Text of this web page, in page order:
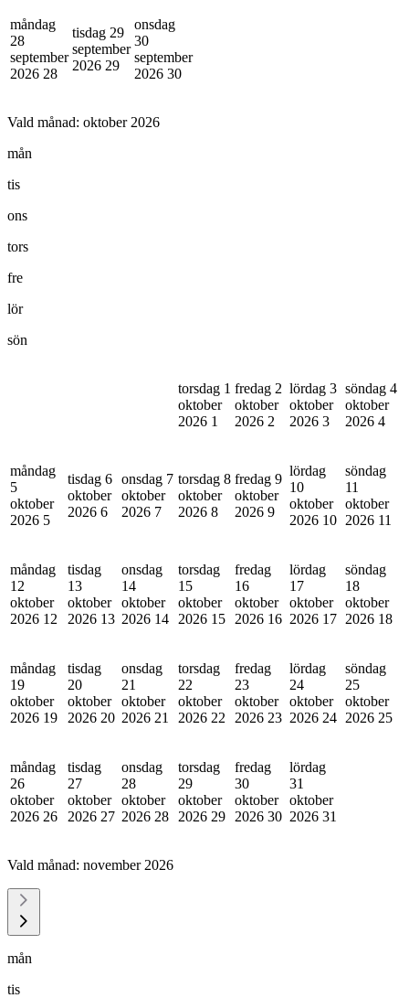
måndag
28
september
2026 28
tisdag 29
september
2026 29
onsdag
30
september
2026 30
Vald månad: oktober 2026
mån
tis
ons
tors
fre
lör
sön
torsdag 1
oktober
2026 1
fredag 2
oktober
2026 2
lördag 3
oktober
2026 3
söndag 4
oktober
2026 4
måndag
5
oktober
2026 5
tisdag 6
oktober
2026 6
onsdag 7
oktober
2026 7
torsdag 8
oktober
2026 8
fredag 9
oktober
2026 9
lördag
10
oktober
2026 10
söndag
11
oktober
2026 11
måndag
12
oktober
2026 12
tisdag
13
oktober
2026 13
onsdag
14
oktober
2026 14
torsdag
15
oktober
2026 15
fredag
16
oktober
2026 16
lördag
17
oktober
2026 17
söndag
18
oktober
2026 18
måndag
19
oktober
2026 19
tisdag
20
oktober
2026 20
onsdag
21
oktober
2026 21
torsdag
22
oktober
2026 22
fredag
23
oktober
2026 23
lördag
24
oktober
2026 24
söndag
25
oktober
2026 25
måndag
26
oktober
2026 26
tisdag
27
oktober
2026 27
onsdag
28
oktober
2026 28
torsdag
29
oktober
2026 29
fredag
30
oktober
2026 30
lördag
31
oktober
2026 31
Vald månad: november 2026
mån
tis